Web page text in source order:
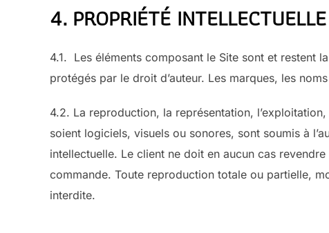
4. PROPRIÉTÉ INTELLECTUELLE
4.1. Les éléments composant le Site sont et restent
protégés par le droit d’auteur. Les marques, les
4.2. La reproduction, la représentation,
soient logiciels, visuels ou sonores, sont soumis à
intellectuelle. Le client ne doit en aucun cas
commande. Toute reproduction totale ou partielle,
interdite.